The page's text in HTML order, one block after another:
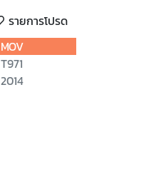
รายการโปรด
MOV
T971
2014